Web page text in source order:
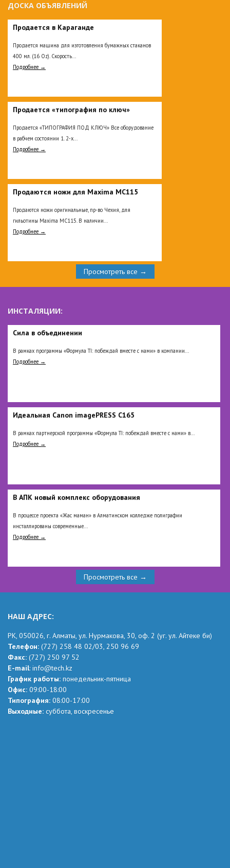
ДОСКА ОБЪЯВЛЕНИЙ
Продается в Караганде
Продается машина для изготовления бумажных стаканов
400 мл. (16 Oz). Скорость...
Подробнее →
Продается «типография по ключ»
Продается «ТИПОГРАФИЯ ПОД КЛЮЧ» Все оборудование
в рабчем состоянии 1. 2-х...
Подробнее →
Продаются ножи для Maxima MC115
Продаются ножи оригинальные, пр-во Чехия, для
гильотины Maxima MC115. В наличии...
Подробнее →
Просмотреть все →
ИНСТАЛЯЦИИ:
Сила в объединении
В рамках программы «Формула TI: побеждай вместе с нами» в компании...
Подробнее →
Идеальная Сanon imagePRESS C165
В рамках партнерской программы «Формула TI: побеждай вместе с нами» в...
Подробнее →
В АПК новый комплекс оборудования
В процессе проекта «Жас маман» в Алматинском колледже полиграфии
инсталлированы современные...
Подробнее →
Просмотреть все →
НАШ АДРЕС:
РК, 050026, г. Алматы, ул. Нурмакова, 30, оф. 2 (уг. ул. Айтеке би)
Телефон: (727) 258 48 02/03, 250 96 69
Факс: (727) 250 97 52
Е-mail: info@tech.kz
График работы: понедельник-пятница
Офис: 09:00-18:00
Типография: 08:00-17:00
Выходные: суббота, воскресенье